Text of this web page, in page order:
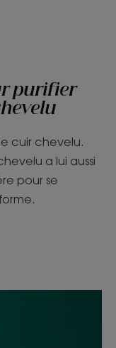
purifier
cuir chevelu.
a lui aussi
pour se